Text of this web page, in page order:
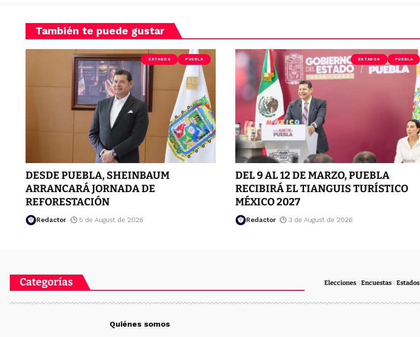
También te puede gustar
ESTADOS PUEBLA
DESDE PUEBLA, SHEINBAUM
ARRANCARÁ JORNADA DE
REFORESTACIÓN
Redactor 5 de August de 2026
ESTADOS PUEBLA
DEL 9 AL 12 DE MARZO, PUEBLA
RECIBIRÁ EL TIANGUIS TURÍSTICO
MÉXICO 2027
Redactor 3 de August de 2026
Categorías Elecciones Encuestas Estados
Quiénes somos